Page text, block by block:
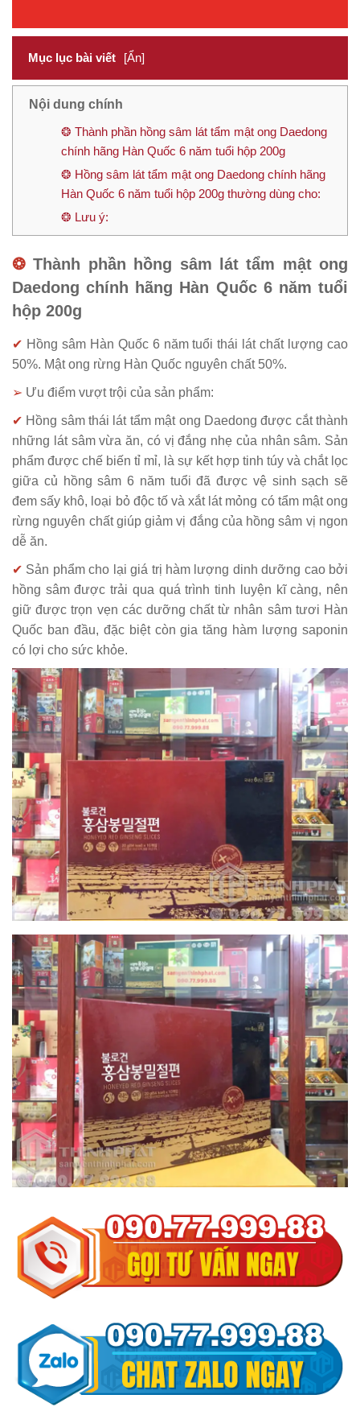
Mục lục bài viết [Ẩn]
Nội dung chính
❂ Thành phần hồng sâm lát tẩm mật ong Daedong
chính hãng Hàn Quốc 6 năm tuổi hộp 200g
❂ Hồng sâm lát tẩm mật ong Daedong chính hãng
Hàn Quốc 6 năm tuổi hộp 200g thường dùng cho:
❂ Lưu ý:
❂ Thành phần hồng sâm lát tẩm mật ong
Daedong chính hãng Hàn Quốc 6 năm tuổi
hộp 200g
✔ Hồng sâm Hàn Quốc 6 năm tuổi thái lát chất lượng cao
50%. Mật ong rừng Hàn Quốc nguyên chất 50%.
➢ Ưu điểm vượt trội của sản phẩm:
✔ Hồng sâm thái lát tẩm mật ong Daedong được cắt thành
những lát sâm vừa ăn, có vị đắng nhẹ của nhân sâm. Sản
phẩm được chế biến tỉ mỉ, là sự kết hợp tinh túy và chắt lọc
giữa củ hồng sâm 6 năm tuổi đã được vệ sinh sạch sẽ
đem sấy khô, loại bỏ độc tố và xắt lát mỏng có tẩm mật ong
rừng nguyên chất giúp giảm vị đắng của hồng sâm vị ngon
dễ ăn.
✔ Sản phẩm cho lại giá trị hàm lượng dinh dưỡng cao bởi
hồng sâm được trải qua quá trình tinh luyện kĩ càng, nên
giữ được trọn vẹn các dưỡng chất từ nhân sâm tươi Hàn
Quốc ban đầu, đặc biệt còn gia tăng hàm lượng saponin
có lợi cho sức khỏe.